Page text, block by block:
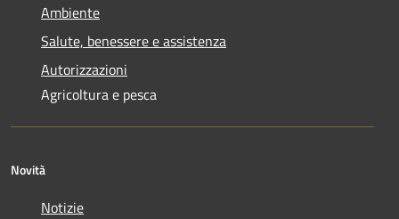
Ambiente
Salute, benessere e assistenza
Autorizzazioni
Agricoltura e pesca
Novità
Notizie